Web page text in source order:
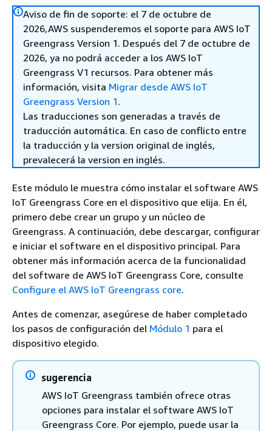
Aviso de fin de soporte: el 7 de octubre de
2026,AWS suspenderemos el soporte para AWS IoT
Greengrass Version 1. Después del 7 de octubre de
2026, ya no podrá acceder a los AWS IoT
Greengrass V1 recursos. Para obtener más
información, visita Migrar desde AWS IoT
Greengrass Version 1.
Las traducciones son generadas a través de
traducción automática. En caso de conflicto entre
la traducción y la version original de inglés,
prevalecerá la version en inglés.
Este módulo le muestra cómo instalar el software AWS
IoT Greengrass Core en el dispositivo que elija. En él,
primero debe crear un grupo y un núcleo de
Greengrass. A continuación, debe descargar, configurar
e iniciar el software en el dispositivo principal. Para
obtener más información acerca de la funcionalidad
del software de AWS IoT Greengrass Core, consulte
Configure el AWS IoT Greengrass core.
Antes de comenzar, asegúrese de haber completado
los pasos de configuración del Módulo 1 para el
dispositivo elegido.
sugerencia
AWS IoT Greengrass también ofrece otras
opciones para instalar el software AWS IoT
Greengrass Core. Por ejemplo, puede usar la